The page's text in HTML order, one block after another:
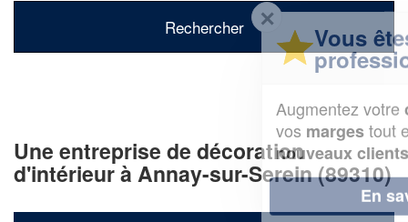
Une entreprise de décoration
d'intérieur à Annay-sur-Serein (89310)
Vous êtes un
professionnel ?
chiffre d'affaireset
tout en gagnant de
nouveaux clients!